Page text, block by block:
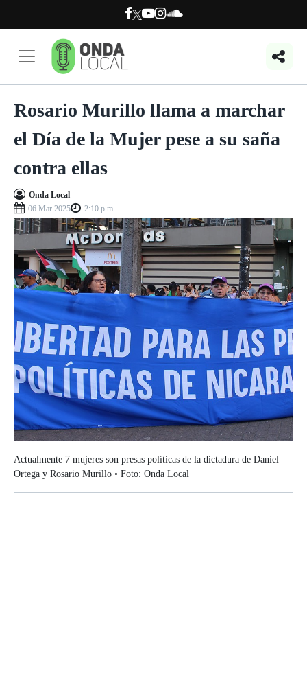
Rosario Murillo llama a marchar
el Día de la Mujer pese a su saña
contra ellas
Onda Local
06 Mar 2025
2:10 p.m.
Actualmente 7 mujeres son presas políticas de la dictadura de Daniel
Ortega y Rosario Murillo • Foto: Onda Local